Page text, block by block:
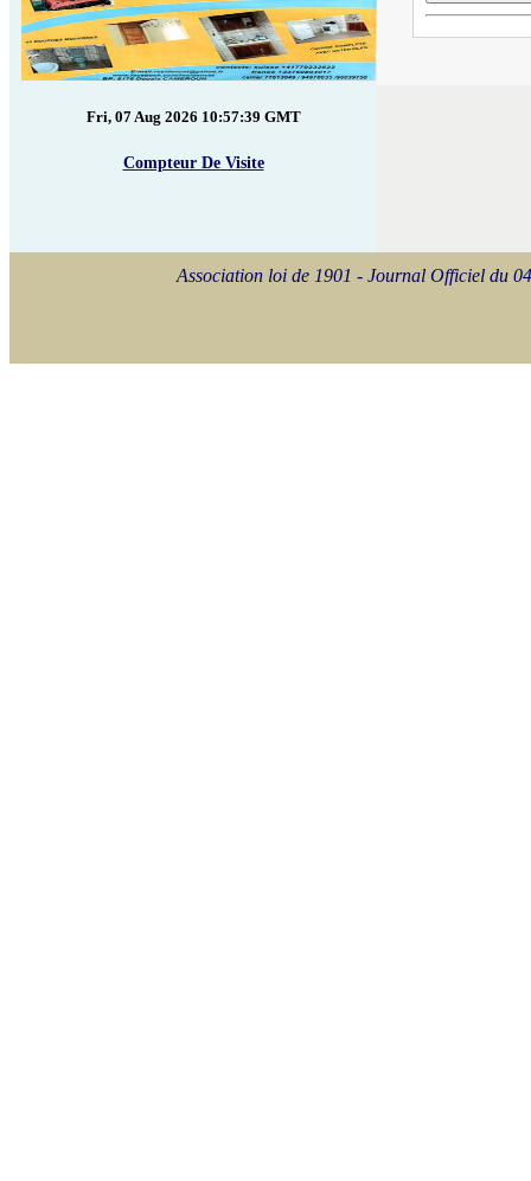
Fri, 07 Aug 2026 10:57:39 GMT
Compteur De Visite
Association loi de 1901 - Journal Officiel du